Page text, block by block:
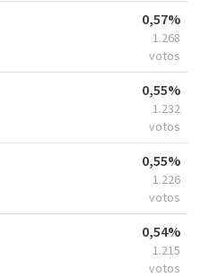
0,57%
1.268
votos
0,55%
1.232
votos
0,55%
1.226
votos
0,54%
1.215
votos